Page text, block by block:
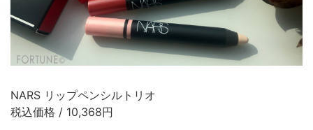
NARS リップペンシルトリオ
税込価格 / 10,368円